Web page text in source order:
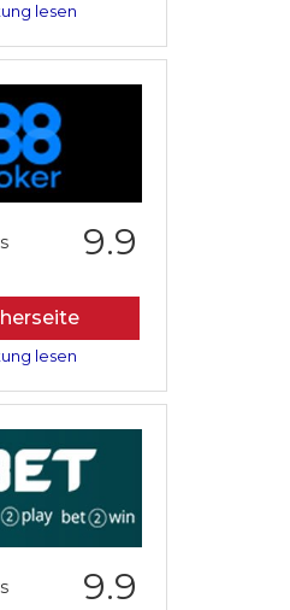
lesen
9.9
lesen
9.9